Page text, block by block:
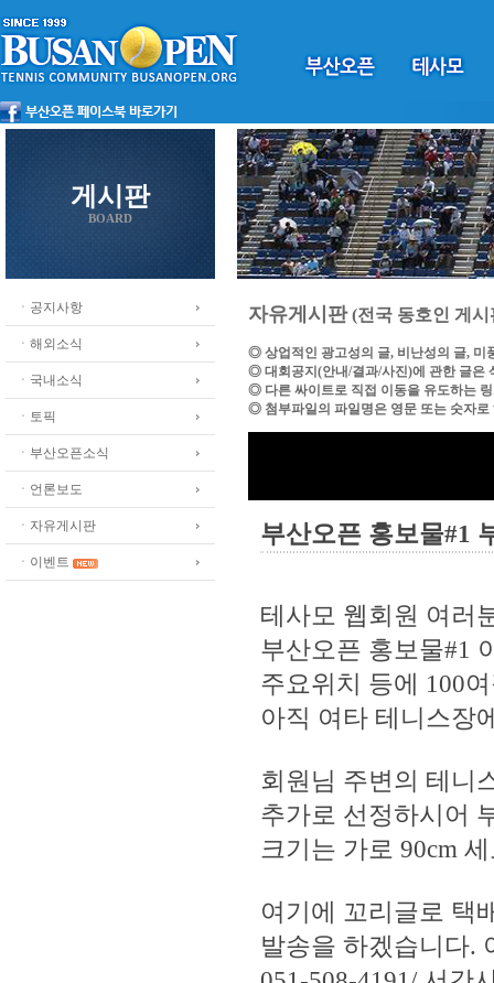
게시판
BOARD
ㆍ공지사항
ㆍ해외소식
ㆍ국내소식
ㆍ토픽
ㆍ부산오픈소식
ㆍ언론보도
ㆍ자유게시판
ㆍ이벤트
자유게시판(전국 동호인 게시
◎ 상업적인 광고성의 글, 비난성의 글, 미
◎ 대회공지(안내/결과/사진)에 관한 글은
◎ 다른 싸이트로 직접 이동을 유도하는
◎ 첨부파일의 파일명은 영문 또는 숫자로
부산오픈 홍보물#1
테사모 웹회원 여러
부산오픈 홍보물#1
주요위치 등에 100
아직 여타 테니스장
회원님 주변의 테니
추가로 선정하시어
크기는 가로 90cm
여기에 꼬리글로 택
발송을 하겠습니다.